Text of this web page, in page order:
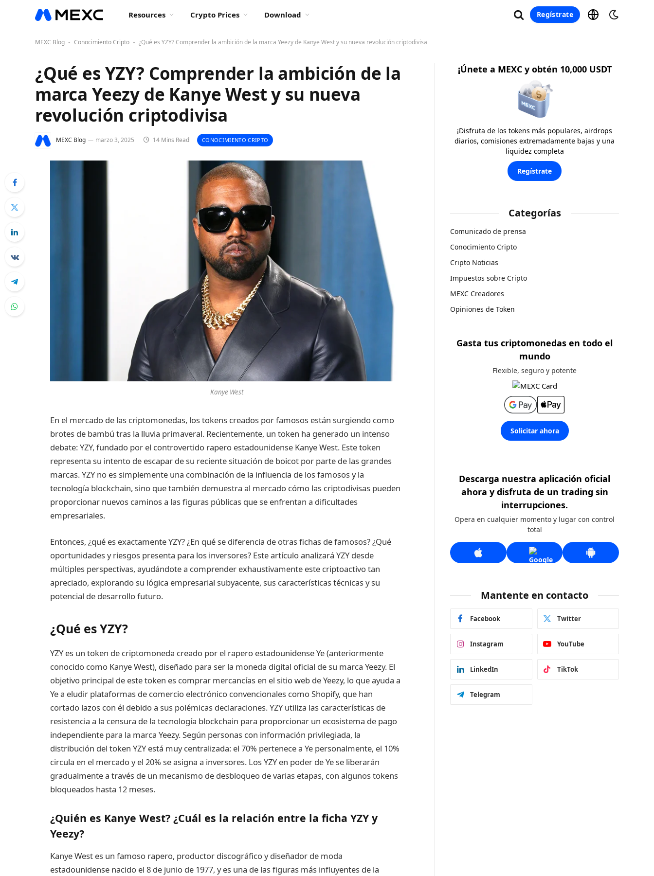
Resources Crypto Prices Download Regístrate
MEXC Blog - Conocimiento Cripto - ¿Qué es YZY? Comprender la ambición de la marca Yeezy de Kanye West y su nueva revolución criptodivisa
¿Qué es YZY? Comprender la ambición de la
marca Yeezy de Kanye West y su nueva
revolución criptodivisa
MEXC Blog marzo 3, 2025 14 Mins Read CONOCIMIENTO CRIPTO
Kanye West
En el mercado de las criptomonedas, los tokens creados por famosos están surgiendo como
brotes de bambú tras la lluvia primaveral. Recientemente, un token ha generado un intenso
debate: YZY, fundado por el controvertido rapero estadounidense Kanye West. Este token
representa su intento de escapar de su reciente situación de boicot por parte de las grandes
marcas. YZY no es simplemente una combinación de la influencia de los famosos y la
tecnología blockchain, sino que también demuestra al mercado cómo las criptodivisas pueden
proporcionar nuevos caminos a las figuras públicas que se enfrentan a dificultades
empresariales.
Entonces, ¿qué es exactamente YZY? ¿En qué se diferencia de otras fichas de famosos? ¿Qué
oportunidades y riesgos presenta para los inversores? Este artículo analizará YZY desde
múltiples perspectivas, ayudándote a comprender exhaustivamente este criptoactivo tan
apreciado, explorando su lógica empresarial subyacente, sus características técnicas y su
potencial de desarrollo futuro.
¿Qué es YZY?
YZY es un token de criptomoneda creado por el rapero estadounidense Ye (anteriormente
conocido como Kanye West), diseñado para ser la moneda digital oficial de su marca Yeezy. El
objetivo principal de este token es comprar mercancías en el sitio web de Yeezy, lo que ayuda a
Ye a eludir plataformas de comercio electrónico convencionales como Shopify, que han
cortado lazos con él debido a sus polémicas declaraciones. YZY utiliza las características de
resistencia a la censura de la tecnología blockchain para proporcionar un ecosistema de pago
independiente para la marca Yeezy. Según personas con información privilegiada, la
distribución del token YZY está muy centralizada: el 70% pertenece a Ye personalmente, el 10%
circula en el mercado y el 20% se asigna a inversores. Los YZY en poder de Ye se liberarán
gradualmente a través de un mecanismo de desbloqueo de varias etapas, con algunos tokens
bloqueados hasta 12 meses.
¿Quién es Kanye West? ¿Cuál es la relación entre la ficha YZY y
Yeezy?
Kanye West es un famoso rapero, productor discográfico y diseñador de moda
estadounidense nacido el 8 de junio de 1977, y es una de las figuras más influyentes de la
¡Únete a MEXC y obtén 10,000 USDT
¡Disfruta de los tokens más populares, airdrops
diarios, comisiones extremadamente bajas y una
liquidez completa
Regístrate
Categorías
Comunicado de prensa
Conocimiento Cripto
Cripto Noticias
Impuestos sobre Cripto
MEXC Creadores
Opiniones de Token
Gasta tus criptomonedas en todo el
mundo
Flexible, seguro y potente
Solicitar ahora
Descarga nuestra aplicación oficial
ahora y disfruta de un trading sin
interrupciones.
Opera en cualquier momento y lugar con control
total
Mantente en contacto
Facebook Twitter
Instagram YouTube
LinkedIn TikTok
Telegram